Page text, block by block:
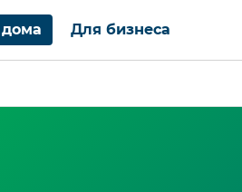
Для бизнеса